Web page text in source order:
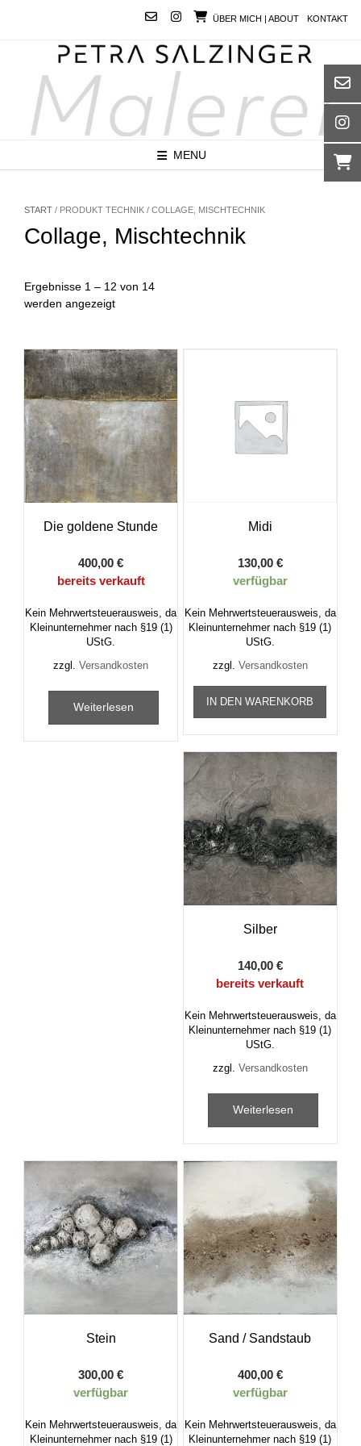
ÜBER MICH | ABOUT KONTAKT
MENU
START / PRODUKT TECHNIK / COLLAGE, MISCHTECHNIK
Collage, Mischtechnik
Ergebnisse 1 – 12 von 14
werden angezeigtNach
Die goldene Stunde
400,00€
bereits verkauft
Kein Mehrwertsteuerausweis, da
Kleinunternehmer nach §19 (1)
UStG.
zzgl.Versandkosten
Weiterlesen
Midi
130,00 €
verfügbar
Kein Mehrwertsteuerausweis, da
Kleinunternehmer nach §19 (1)
UStG.
zzgl. Versandkosten
IN DEN WARENKORB
Silber
140,00 €
bereits verkauft
Kein Mehrwertsteuerausweis, da
Kleinunternehmer nach §19 (1)
UStG.
zzgl. Versandkosten
Weiterlesen
Sand / Sandstaub
400,00 €
verfügbar
Kein Mehrwertsteuerausweis, da
Kleinunternehmer nach §19 (1)
Stein
300,00€
verfügbar
Kein Mehrwertsteuerausweis, da
Kleinunternehmer nach §19 (1)